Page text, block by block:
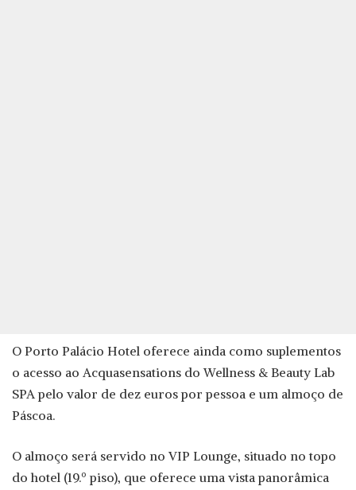
O Porto Palácio Hotel oferece ainda como suplementos
o acesso ao Acquasensations do Wellness & Beauty Lab
SPA pelo valor de dez euros por pessoa e um almoço de
Páscoa.
O almoço será servido no VIP Lounge, situado no topo
do hotel (19.º piso), que oferece uma vista panorâmica